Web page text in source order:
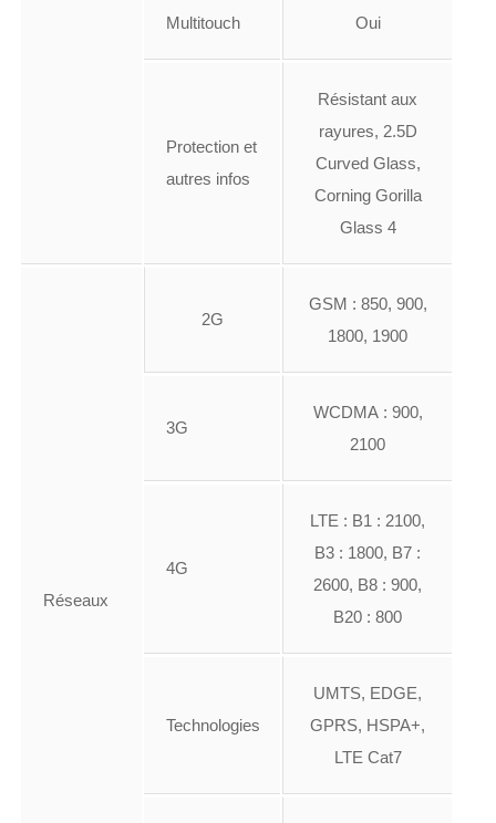
Multitouch Oui
Protection et
autres infos
Résistant aux
rayures, 2.5D
Curved Glass,
Corning Gorilla
Glass 4
Réseaux
2G
GSM : 850, 900,
1800, 1900
3G
WCDMA : 900,
2100
4G
LTE : B1 : 2100,
B3 : 1800, B7 :
2600, B8 : 900,
B20 : 800
Technologies
UMTS, EDGE,
GPRS, HSPA+,
LTE Cat7